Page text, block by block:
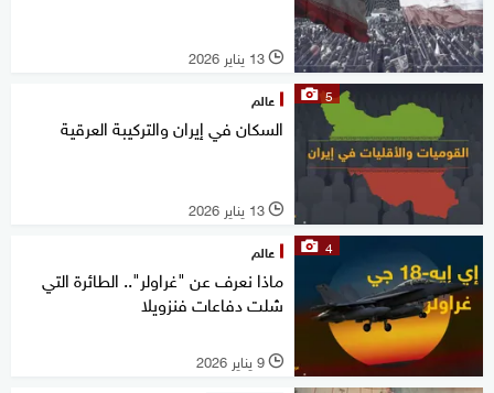
l 13 يناير 2026
5 عالم
السكان في إيران والتركيبة العرقية
l 13 يناير 2026
4 عالم
ماذا نعرف عن "غراولر".. الطائرة التي
شلت دفاعات فنزويلا
l 9 يناير 2026